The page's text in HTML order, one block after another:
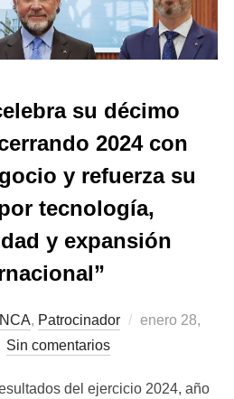
su décimo
2024 con
y refuerza su
tecnología,
y expansión
, Patrocinador
Publicado
enero 28,
Sin comentarios
del ejercicio 2024, año